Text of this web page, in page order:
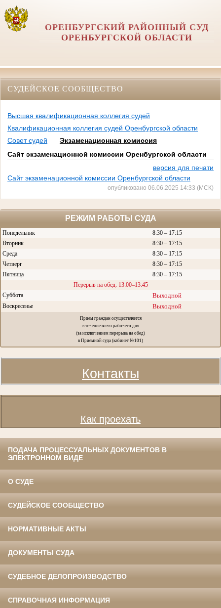
ОРЕНБУРГСКИЙ РАЙОННЫЙ СУД
ОРЕНБУРГСКОЙ ОБЛАСТИ
СУДЕЙСКОЕ СООБЩЕСТВО
Высшая квалификационная коллегия судей
Квалификационная коллегия судей Оренбургской области
Совет судей
Экзаменационная комиссия
Сайт экзаменационной комиссии Оренбургской области
версия для печати
Сайт экзаменационной комиссии Оренбургской области
опубликовано 06.06.2025 14:33 (МСК)
РЕЖИМ РАБОТЫ СУДА
Понедельник
8:30 – 17:15
Вторник
8:30 – 17:15
Среда
8:30 – 17:15
Четверг
8:30 – 17:15
Пятница
8:30 – 17:15
Перерыв на обед: 13:00–13:45
Суббота
Выходной
Воскресенье Выходной
Прием граждан осуществляется
в течение всего рабочего дня
(за исключением перерыва на обед)
в Приемной суда (кабинет №101)
Контакты
Как проехать
ПОДАЧА ПРОЦЕССУАЛЬНЫХ ДОКУМЕНТОВ В
ЭЛЕКТРОННОМ ВИДЕ
О СУДЕ
СУДЕЙСКОЕ СООБЩЕСТВО
НОРМАТИВНЫЕ АКТЫ
ДОКУМЕНТЫ СУДА
СУДЕБНОЕ ДЕЛОПРОИЗВОДСТВО
СПРАВОЧНАЯ ИНФОРМАЦИЯ